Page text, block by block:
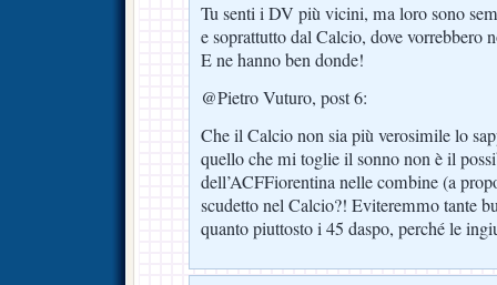
Tu senti i DV più vicini, ma loro sono
e soprattutto dal Calcio, dove vorrebbero
E ne hanno ben donde!
@Pietro Vuturo, post 6:
Che il Calcio non sia più verosimile lo
quello che mi toglie il sonno non è il
dell’ACFFiorentina nelle combine (a
scudetto nel Calcio?! Eviteremmo tante
quanto piuttosto i 45 daspo, perché le